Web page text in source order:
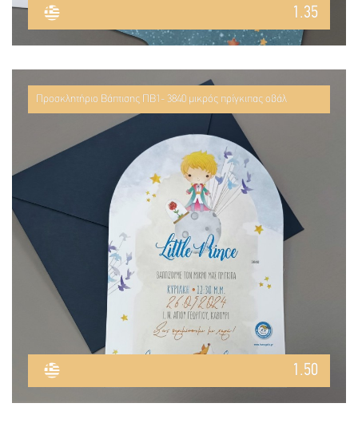
1.35
Προσκλητήριο Βάπτισης ΠΒ1- 3840 μικρός πρίγκιπας οβάλ
1.50